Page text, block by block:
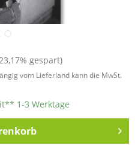
gespart)
vom Lieferland kann die MwSt.
1-3 Werktage